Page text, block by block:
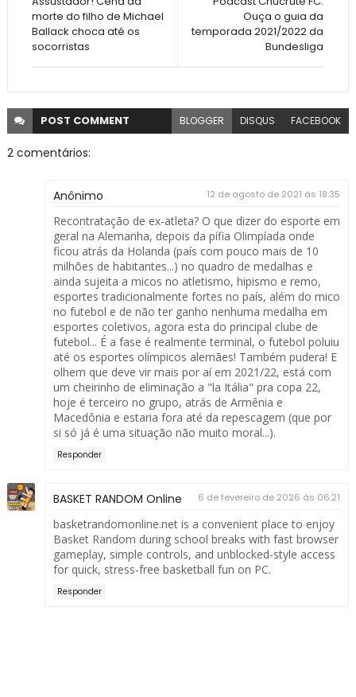
Ouça o guia da
temporada 2021/2022 da
Bundesliga
morte do filho de Michael
Ballack choca até os
socorristas
POST COMMENT BLOGGER DISQUS FACEBOOK
2 comentários:
Anônimo 12 de agosto de 2021 às 18:35
Recontratação de ex-atleta? O que dizer do esporte em
geral na Alemanha, depois da pífia Olimpíada onde
ficou atrás da Holanda (país com pouco mais de 10
milhões de habitantes...) no quadro de medalhas e
ainda sujeita a micos no atletismo, hipismo e remo,
esportes tradicionalmente fortes no país, além do mico
no futebol e de não ter ganho nenhuma medalha em
esportes coletivos, agora esta do principal clube de
futebol... É a fase é realmente terminal, o futebol poluiu
até os esportes olímpicos alemães! Também pudera! E
olhem que deve vir mais por aí em 2021/22, está com
um cheirinho de eliminação a "la Itália" pra copa 22,
hoje é terceiro no grupo, atrás de Armênia e
Macedônia e estaria fora até da repescagem (que por
si só já é uma situação não muito moral...).
Responder
BASKET RANDOM Online 6 de fevereiro de 2026 às 06:21
basketrandomonline.net is a convenient place to enjoy
Basket Random during school breaks with fast browser
gameplay, simple controls, and unblocked-style access
for quick, stress-free basketball fun on PC.
Responder